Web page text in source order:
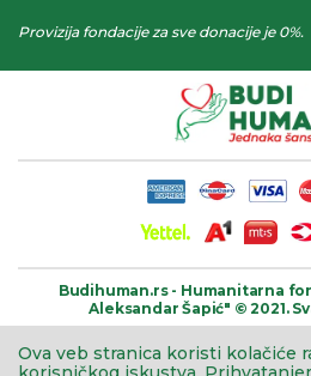
Provizija fondacije za sve donacije je 0%.
Budihuman.rs - Humanitarna
Aleksandar Šapić" © 2021.
Ova veb stranica koristi kolačiće